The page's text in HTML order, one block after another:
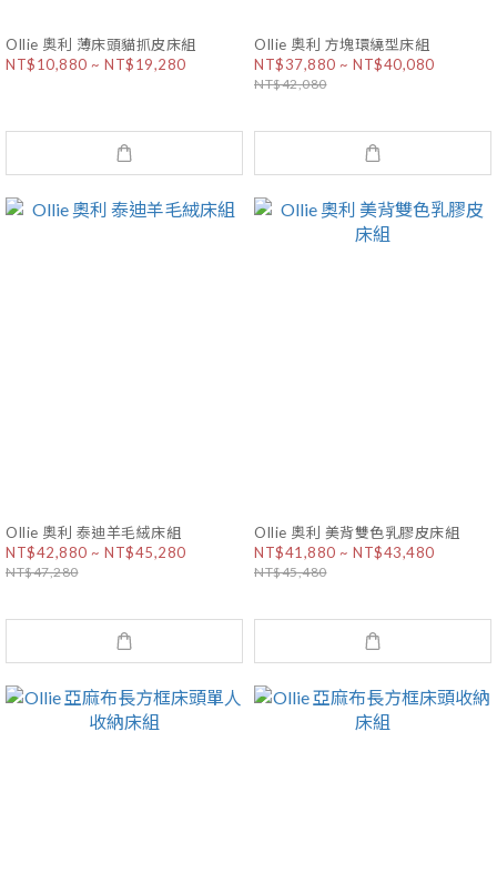
Ollie 奧利 薄床頭貓抓皮床組
NT$10,880 ~ NT$19,280
Ollie 奧利 方塊環繞型床組
NT$37,880 ~ NT$40,080
NT$42,080
Ollie 奧利 泰迪羊毛絨床組
NT$42,880 ~ NT$45,280
NT$47,280
Ollie 奧利 美背雙色乳膠皮床組
NT$41,880 ~ NT$43,480
NT$45,480